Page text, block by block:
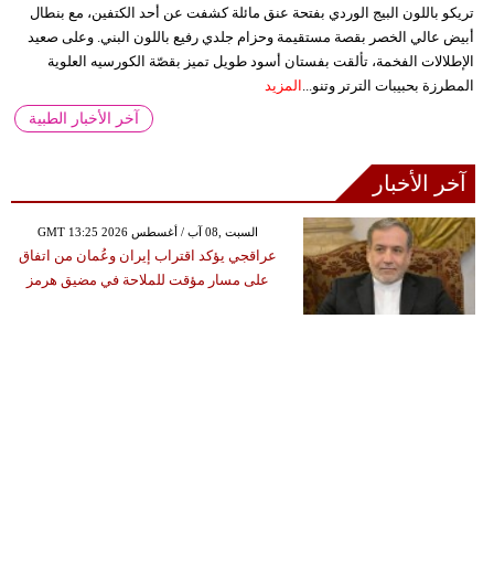
تريكو باللون البيج الوردي بفتحة عنق مائلة كشفت عن أحد الكتفين، مع بنطال
أبيض عالي الخصر بقصة مستقيمة وحزام جلدي رفيع باللون البني. وعلى صعيد
الإطلالات الفخمة، تألقت بفستان أسود طويل تميز بقصّة الكورسيه العلوية
المطرزة بحبيبات الترتر وتنو... المزيد
آخر الأخبار الطبية
آخر الأخبار
GMT 13:25 2026 السبت ,08 آب / أغسطس
عراقجي يؤكد اقتراب إيران وعُمان من اتفاق
على مسار مؤقت للملاحة في مضيق هرمز